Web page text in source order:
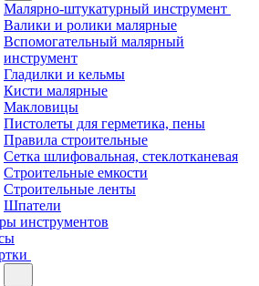
Малярно-штукатурный инструмент
Валики и ролики малярные
Вспомогательный малярный
инструмент
Гладилки и кельмы
Кисти малярные
Макловицы
Пистолеты для герметика, пены
Правила строительные
Сетка шлифовальная, стеклотканевая
Строительные емкости
Строительные ленты
Шпатели
инструментов